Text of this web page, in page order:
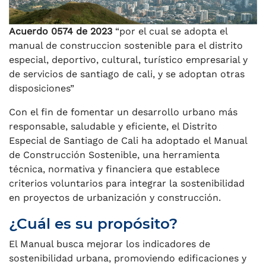
Acuerdo 0574 de 2023 “por el cual se adopta el
manual de construccion sostenible para el distrito
especial, deportivo, cultural, turístico empresarial y
de servicios de santiago de cali, y se adoptan otras
disposiciones”
Con el fin de fomentar un desarrollo urbano más
responsable, saludable y eficiente, el Distrito
Especial de Santiago de Cali ha adoptado el Manual
de Construcción Sostenible, una herramienta
técnica, normativa y financiera que establece
criterios voluntarios para integrar la sostenibilidad
en proyectos de urbanización y construcción.
¿Cuál es su propósito?
El Manual busca mejorar los indicadores de
sostenibilidad urbana, promoviendo edificaciones y